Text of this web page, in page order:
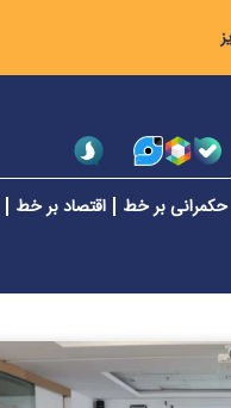
حکمرانی بر خط اقتصاد بر خط